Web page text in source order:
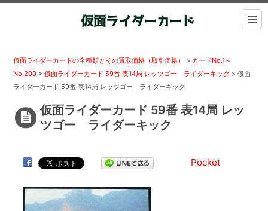
仮面ライダーカードの全種類とその買取価格（取引価格） > カードNo.1～
No.200 >仮面ライダーカード 59番 表14局 レッツゴー ライダーキック >仮面
ライダーカード 59番 表14局 レッツゴー ライダーキック
仮面ライダーカード 59番 表14局 レッ
ツゴー ライダーキック
Pocket